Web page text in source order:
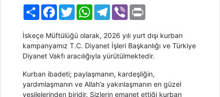
PaylaşFacebook
TwitterWhatsAppTelegram
Viber
İskeçe Müftülüğü olarak, 2026 yılı yurt dışı kurban
kampanyamız T.C. Diyanet İşleri Başkanlığı ve Türkiye
Diyanet Vakfı aracılığıyla yürütülmektedir.
Kurban ibadeti; paylaşmanın, kardeşliğin,
yardımlaşmanın ve Allah’a yakınlaşmanın en güzel
vesilelerinden biridir. Sizlerin emanet ettiği kurban